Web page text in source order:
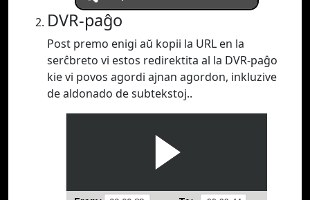
DVR-paĝo
Post premo enigi aŭ kopii la URL en la
serĉbreto vi estos redirektita al la DVR-paĝo
kie vi povos agordi ajnan agordon, inkluzive
de aldonado de subtekstoj..